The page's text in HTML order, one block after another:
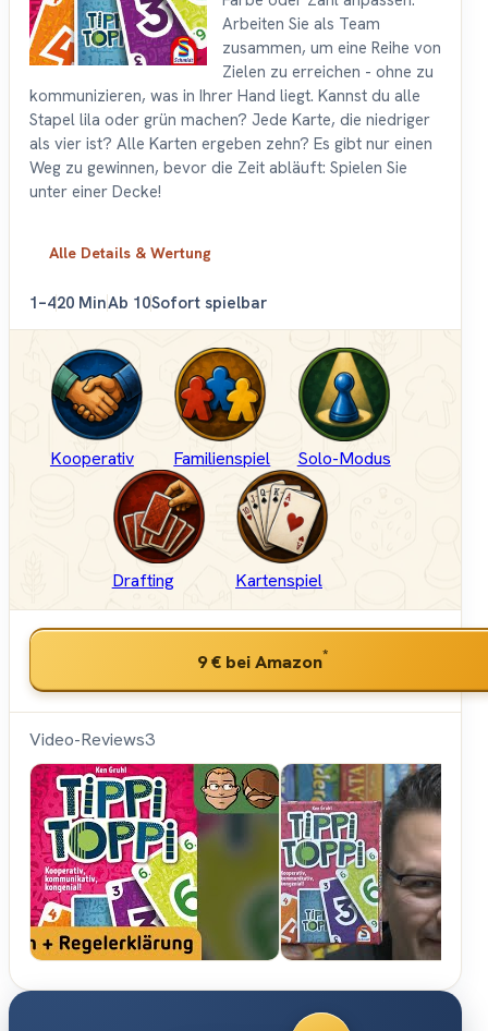
Arbeiten Sie als Team
zusammen, um eine Reihe von
Zielen zu erreichen - ohne zu
kommunizieren, was in Ihrer Hand liegt. Kannst du alle
Stapel lila oder grün machen? Jede Karte, die niedriger
als vier ist? Alle Karten ergeben zehn? Es gibt nur einen
Weg zu gewinnen, bevor die Zeit abläuft: Spielen Sie
unter einer Decke!
Alle Details & Wertung
1–420 MinAb 10Sofort spielbar
Kooperativ Familienspiel Solo-Modus
Drafting Kartenspiel
9 €bei Amazon*
Video-Reviews3
Hunter &
Cron -
Brettspiele